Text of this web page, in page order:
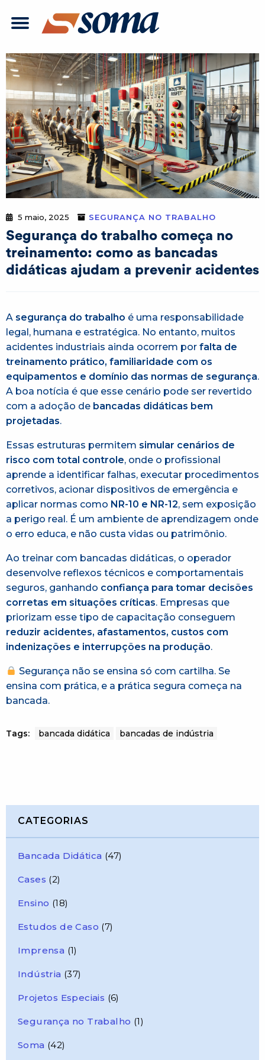
5 maio, 2025 SEGURANÇA NO TRABALHO
Segurança do trabalho começa no
treinamento: como as bancadas
didáticas ajudam a prevenir acidentes
A segurança do trabalho é uma responsabilidade
legal, humana e estratégica. No entanto, muitos
acidentes industriais ainda ocorrem por falta de
treinamento prático, familiaridade com os
equipamentos e domínio das normas de segurança.
A boa notícia é que esse cenário pode ser revertido
com a adoção de bancadas didáticas bem
projetadas.
Essas estruturas permitem simular cenários de
risco com total controle, onde o profissional
aprende a identificar falhas, executar procedimentos
corretivos, acionar dispositivos de emergência e
aplicar normas como NR-10 e NR-12, sem exposição
a perigo real. É um ambiente de aprendizagem onde
o erro educa, e não custa vidas ou patrimônio.
Ao treinar com bancadas didáticas, o operador
desenvolve reflexos técnicos e comportamentais
seguros, ganhando confiança para tomar decisões
corretas em situações críticas. Empresas que
priorizam esse tipo de capacitação conseguem
reduzir acidentes, afastamentos, custos com
indenizações e interrupções na produção.
Segurança não se ensina só com cartilha. Se
ensina com prática, e a prática segura começa na
bancada.
Tags: bancada didática bancadas de indústria
CATEGORIAS
Bancada Didática (47)
Cases (2)
Ensino (18)
Estudos de Caso (7)
Imprensa (1)
Indústria (37)
Projetos Especiais (6)
Segurança no Trabalho (1)
Soma (42)